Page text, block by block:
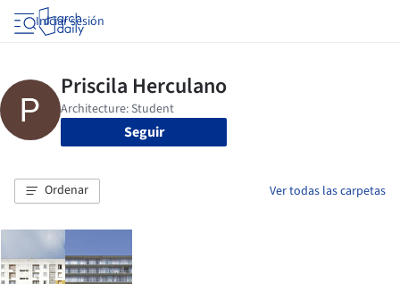
Iniciar sesión
Seguir
Ordenar Ver todas las carpetas